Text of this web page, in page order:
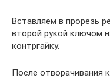
Вставляем в прорезь
второй рукой ключом
контргайку.
После отворачивания